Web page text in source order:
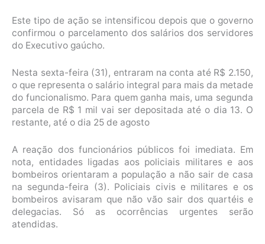
Este tipo de ação se intensificou depois que o governo
confirmou o parcelamento dos salários dos servidores
do Executivo gaúcho.
Nesta sexta-feira (31), entraram na conta até R$ 2.150,
o que representa o salário integral para mais da metade
do funcionalismo. Para quem ganha mais, uma segunda
parcela de R$ 1 mil vai ser depositada até o dia 13. O
restante, até o dia 25 de agosto
A reação dos funcionários públicos foi imediata. Em
nota, entidades ligadas aos policiais militares e aos
bombeiros orientaram a população a não sair de casa
na segunda-feira (3). Policiais civis e militares e os
bombeiros avisaram que não vão sair dos quartéis e
delegacias. Só as ocorrências urgentes serão
atendidas.